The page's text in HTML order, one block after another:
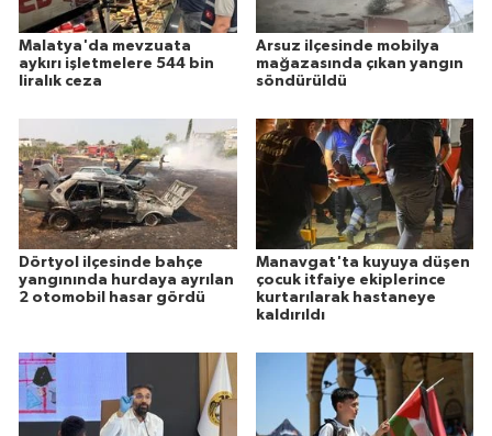
Malatya'da mevzuata
aykırı işletmelere 544 bin
liralık ceza
Arsuz ilçesinde mobilya
mağazasında çıkan yangın
söndürüldü
Dörtyol ilçesinde bahçe
yangınında hurdaya ayrılan
2 otomobil hasar gördü
Manavgat'ta kuyuya düşen
çocuk itfaiye ekiplerince
kurtarılarak hastaneye
kaldırıldı